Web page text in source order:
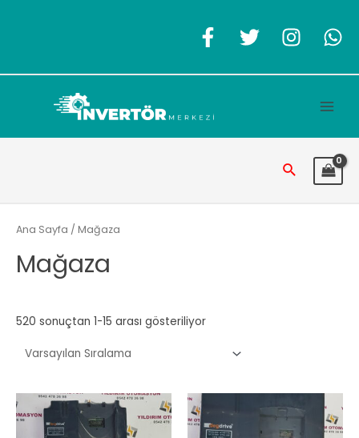
Arama
Ana Sayfa / Mağaza
Mağaza
520 sonuçtan 1-15 arası gösteriliyor